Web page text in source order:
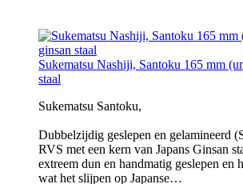
Sukematsu Nashiji, Santoku 165 mm
staal
Sukematsu Santoku,
Dubbelzijdig geslepen en gelamineerd
RVS met een kern van Japans Ginsan
extreem dun en handmatig geslepen en
wat het slijpen op Japanse…